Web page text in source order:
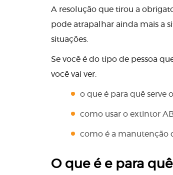
A resolução que tirou a
pode atrapalhar ainda mais a
situações.
Se você é do tipo de pessoa
você vai ver:
o que é para quê serve
como usar o extintor
como é a manutenção
O que é e para